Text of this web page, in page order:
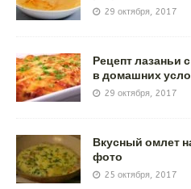
29 октября, 2017
Рецепт лазаньи
в домашних
29 октября, 2017
Вкусный омлет
фото
25 октября, 2017